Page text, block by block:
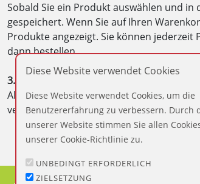
Sobald Sie ein Produkt auswählen und
gespeichert. Wenn Sie auf Ihren
Produkte angezeigt. Sie können
dann bestellen.
3. Wie schnell wird geliefert?
Alle bis 12 Uhr eingehenden
versendet. Unser Lager ist sehr groß,
Diese Website verwendet Cookies
Diese Website verwendet Cookies, um die
Benutzererfahrung zu verbessern. Durch
unserer Website stimmen Sie allen
unserer Cookie-Richtlinie zu.
UNBEDINGT ERFORDERLICH
ZIELSETZUNG